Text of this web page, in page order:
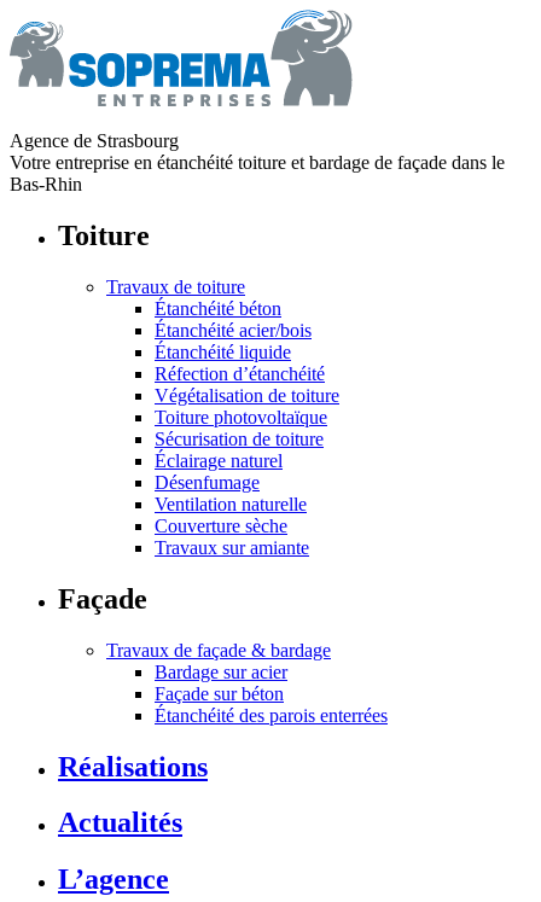
Agence de Strasbourg
Votre entreprise en étanchéité toiture et bardage de façade dans le
Bas-Rhin
Toiture
Travaux de toiture
Étanchéité béton
Étanchéité acier/bois
Étanchéité liquide
Réfection d’étanchéité
Végétalisation de toiture
Toiture photovoltaïque
Sécurisation de toiture
Éclairage naturel
Désenfumage
Ventilation naturelle
Couverture sèche
Travaux sur amiante
Façade
Travaux de façade & bardage
Bardage sur acier
Façade sur béton
Étanchéité des parois enterrées
Réalisations
Actualités
L’agence